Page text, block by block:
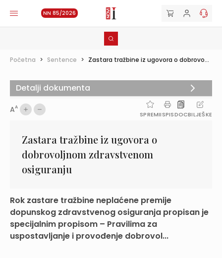
NN 85/2026
Početna > Sentence > Zastara tražbine iz ugovora o dobrovo...
AA
SPREMIISPISDOCBILJEŠKE
Zastara tražbine iz ugovora o
dobrovoljnom zdravstvenom
osiguranju
Rok zastare tražbine neplaćene premije
dopunskog zdravstvenog osiguranja propisan je
specijalnim propisom – Pravilima za
uspostavljanje i provođenje dobrovol...
Detalji dokumenta